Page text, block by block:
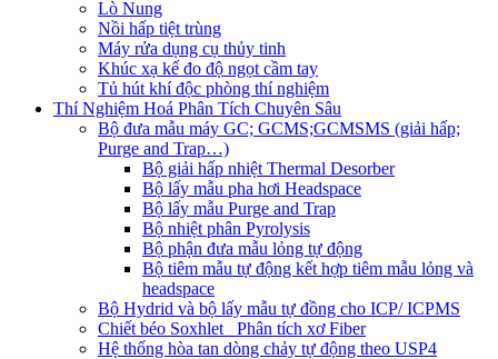
Lò Nung
Nồi hấp tiệt trùng
Máy rửa dụng cụ thủy tinh
Khúc xạ kế đo độ ngọt cầm tay
Tủ hút khí độc phòng thí nghiệm
Thí Nghiệm Hoá Phân Tích Chuyên Sâu
Bộ đưa mẫu máy GC; GCMS;GCMSMS (giải hấp;
Purge and Trap…)
Bộ giải hấp nhiệt Thermal Desorber
Bộ lấy mẫu pha hơi Headspace
Bộ lấy mẫu Purge and Trap
Bộ nhiệt phân Pyrolysis
Bộ phận đưa mẫu lỏng tự động
Bộ tiêm mẫu tự động kết hợp tiêm mẫu lỏng và
headspace
Bộ Hydrid và bộ lấy mẫu tự đồng cho ICP/ ICPMS
Chiết béo Soxhlet_ Phân tích xơ Fiber
Hệ thống hòa tan dòng chảy tự động theo USP4